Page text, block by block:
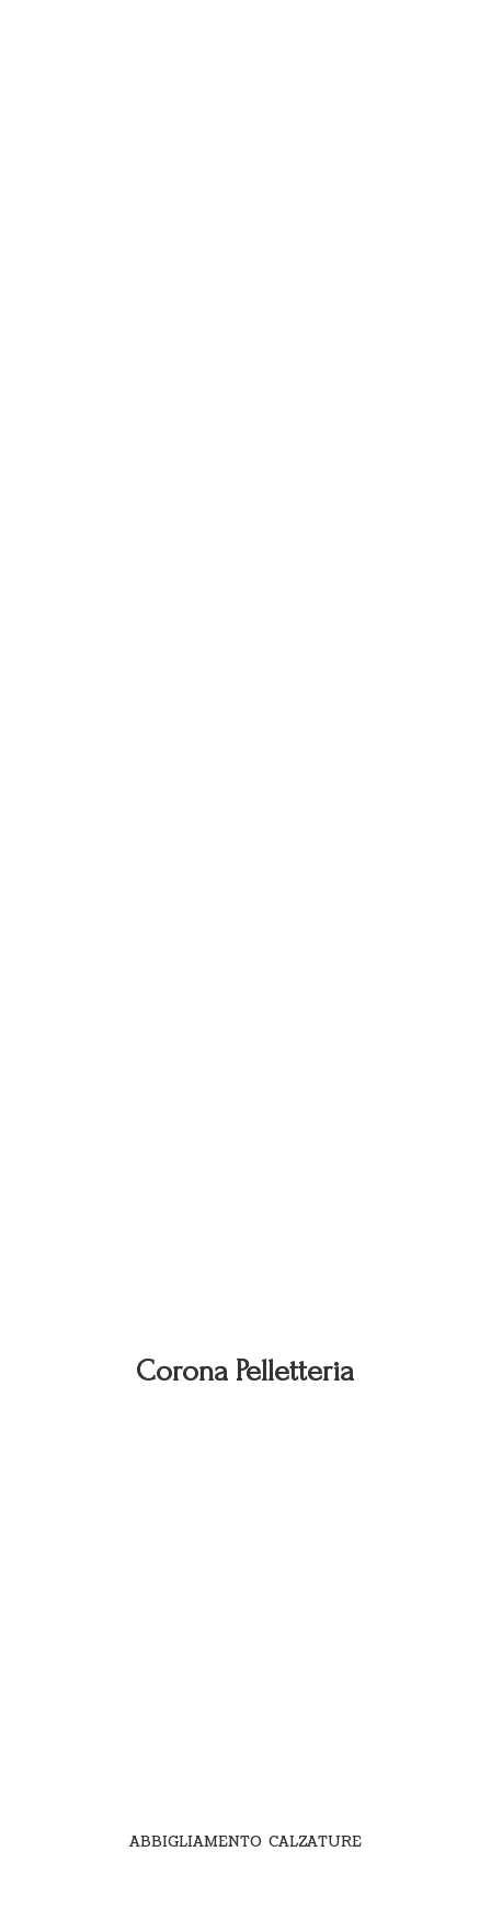
Corona Pelletteria
ABBIGLIAMENTO CALZATURE